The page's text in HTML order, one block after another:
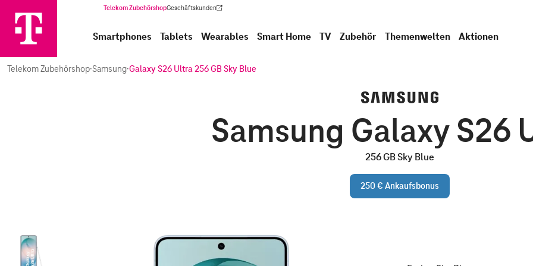
Telekom ZubehörshopGeschäftskunden
(Wird in einem neuen Tab geöffnet)
Smartphones Tablets Wearables Smart Home TV Zubehör Themenwelten Aktionen
Telekom Zubehörshop·Samsung·Galaxy S26 Ultra 256 GB Sky Blue
Samsung Galaxy S26
256 GB Sky Blue
250 € Ankaufsbonus